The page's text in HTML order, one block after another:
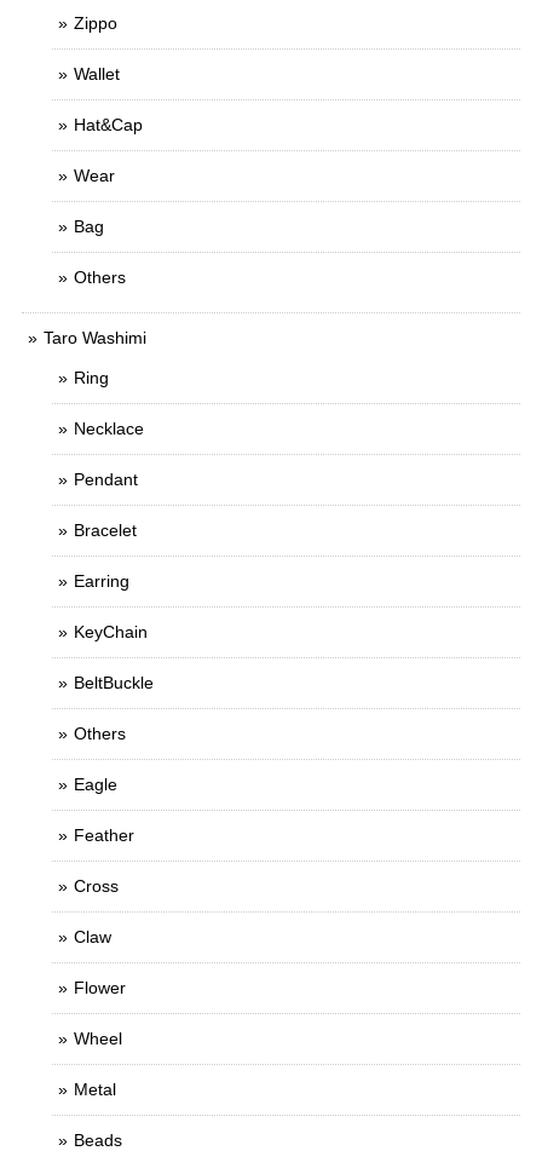
Zippo
Wallet
Hat&Cap
Wear
Bag
Others
Taro Washimi
Ring
Necklace
Pendant
Bracelet
Earring
KeyChain
BeltBuckle
Others
Eagle
Feather
Cross
Claw
Flower
Wheel
Metal
Beads